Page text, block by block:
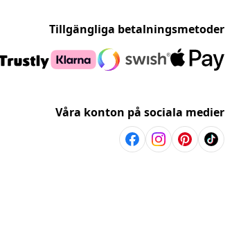
Tillgängliga betalningsmetoder
Våra konton på sociala medier